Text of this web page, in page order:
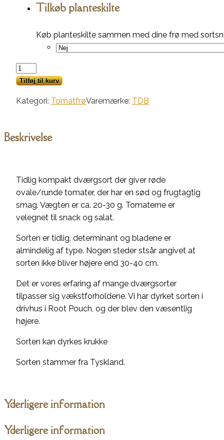
Tilkøb planteskilte
Køb planteskilte sammen med dine frø med
Marz
Pulcent
Tilføj til kurv
Kategori: TomatfrøVaremærke: TDB
Beskrivelse
Tidlig kompakt dværgsort der giver røde
ovale/runde tomater, der har en sød og frugtagtig
smag. Vægten er ca. 20-30 g. Tomaterne er
velegnet til snack og salat.
Sorten er tidlig, determinant og bladene er
almindelig af type. Nogen steder stsår angivet at
sorten ikke bliver højere end 30-40 cm.
Det er vores erfaring af mange dværgsorter
tilpasser sig vækstforholdene. Vi har dyrket sorten i
drivhus i Root Pouch, og der blev den væsentlig
højere.
Sorten kan dyrkes krukke
Sorten stammer fra Tyskland.
Yderligere information
Yderligere information